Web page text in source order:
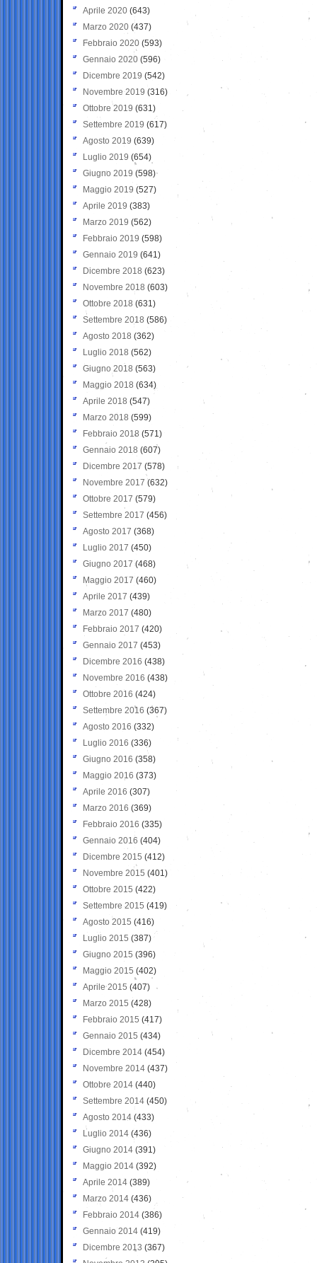
Aprile 2020 (643)
Marzo 2020 (437)
Febbraio 2020 (593)
Gennaio 2020 (596)
Dicembre 2019 (542)
Novembre 2019 (316)
Ottobre 2019 (631)
Settembre 2019 (617)
Agosto 2019 (639)
Luglio 2019 (654)
Giugno 2019 (598)
Maggio 2019 (527)
Aprile 2019 (383)
Marzo 2019 (562)
Febbraio 2019 (598)
Gennaio 2019 (641)
Dicembre 2018 (623)
Novembre 2018 (603)
Ottobre 2018 (631)
Settembre 2018 (586)
Agosto 2018 (362)
Luglio 2018 (562)
Giugno 2018 (563)
Maggio 2018 (634)
Aprile 2018 (547)
Marzo 2018 (599)
Febbraio 2018 (571)
Gennaio 2018 (607)
Dicembre 2017 (578)
Novembre 2017 (632)
Ottobre 2017 (579)
Settembre 2017 (456)
Agosto 2017 (368)
Luglio 2017 (450)
Giugno 2017 (468)
Maggio 2017 (460)
Aprile 2017 (439)
Marzo 2017 (480)
Febbraio 2017 (420)
Gennaio 2017 (453)
Dicembre 2016 (438)
Novembre 2016 (438)
Ottobre 2016 (424)
Settembre 2016 (367)
Agosto 2016 (332)
Luglio 2016 (336)
Giugno 2016 (358)
Maggio 2016 (373)
Aprile 2016 (307)
Marzo 2016 (369)
Febbraio 2016 (335)
Gennaio 2016 (404)
Dicembre 2015 (412)
Novembre 2015 (401)
Ottobre 2015 (422)
Settembre 2015 (419)
Agosto 2015 (416)
Luglio 2015 (387)
Giugno 2015 (396)
Maggio 2015 (402)
Aprile 2015 (407)
Marzo 2015 (428)
Febbraio 2015 (417)
Gennaio 2015 (434)
Dicembre 2014 (454)
Novembre 2014 (437)
Ottobre 2014 (440)
Settembre 2014 (450)
Agosto 2014 (433)
Luglio 2014 (436)
Giugno 2014 (391)
Maggio 2014 (392)
Aprile 2014 (389)
Marzo 2014 (436)
Febbraio 2014 (386)
Gennaio 2014 (419)
Dicembre 2013 (367)